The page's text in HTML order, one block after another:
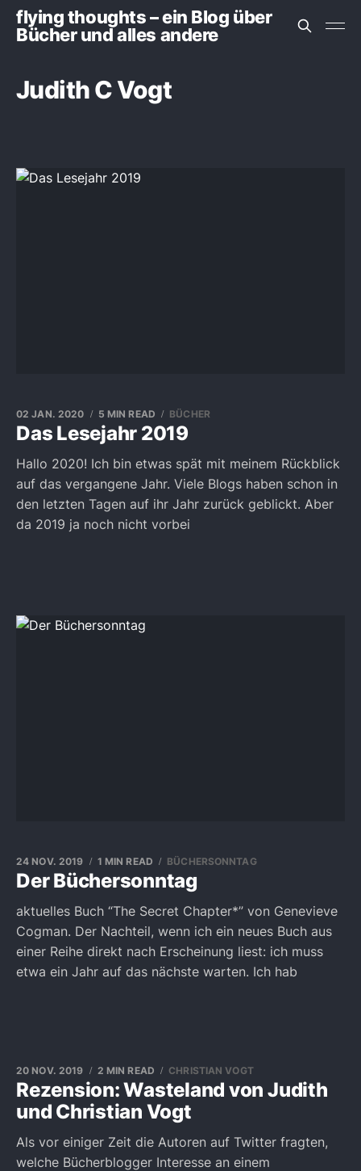
flying thoughts – ein Blog über
Bücher und alles andere
Judith C Vogt
Das Lesejahr 2019
02 JAN. 2020 5 MIN READ BÜCHER
Hallo 2020! Ich bin etwas spät mit meinem Rückblick
auf das vergangene Jahr. Viele Blogs haben schon in
den letzten Tagen auf ihr Jahr zurück geblickt. Aber
da 2019 ja noch nicht vorbei
Der Büchersonntag
24 NOV. 2019 1 MIN READ BÜCHERSONNTAG
aktuelles Buch “The Secret Chapter*” von Genevieve
Cogman. Der Nachteil, wenn ich ein neues Buch aus
einer Reihe direkt nach Erscheinung liest: ich muss
etwa ein Jahr auf das nächste warten. Ich hab
Rezension: Wasteland von Judith
und Christian Vogt
20 NOV. 2019 2 MIN READ CHRISTIAN VOGT
Als vor einiger Zeit die Autoren auf Twitter fragten,
welche Bücherblogger Interesse an einem